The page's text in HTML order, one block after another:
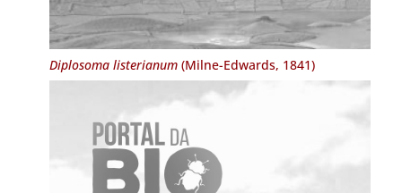
Diplosoma listerianum(Milne-Edwards, 1841)